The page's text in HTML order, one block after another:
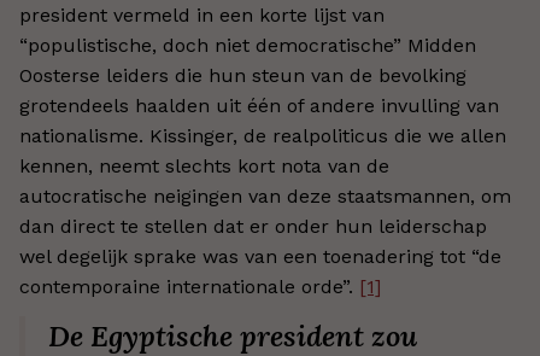
president vermeld in een korte lijst van
“populistische, doch niet democratische” Midden
Oosterse leiders die hun steun van de bevolking
grotendeels haalden uit één of andere invulling van
nationalisme. Kissinger, de realpoliticus die we allen
kennen, neemt slechts kort nota van de
autocratische neigingen van deze staatsmannen, om
dan direct te stellen dat er onder hun leiderschap
wel degelijk sprake was van een toenadering tot “de
contemporaine internationale orde”. [1]
De Egyptische president zou